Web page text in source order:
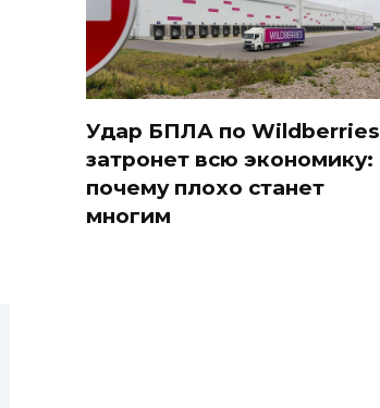
Удар БПЛА по Wildberries
затронет всю экономику:
почему плохо станет
многим